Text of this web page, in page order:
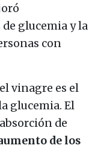
glucemia y la
con
vinagre es el
glucemia. El
de
de los